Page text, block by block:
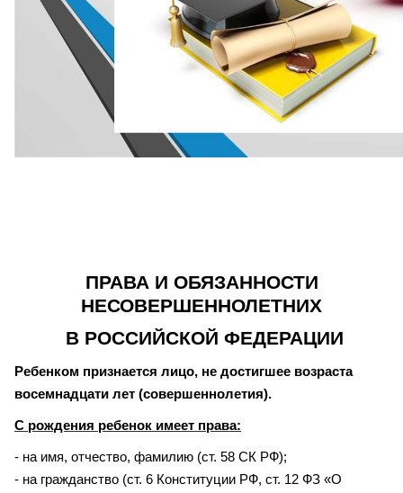
ПРАВА И ОБЯЗАННОСТИ
НЕСОВЕРШЕННОЛЕТНИХ
В РОССИЙСКОЙ ФЕДЕРАЦИИ
Ребенком признается лицо, не достигшее возраста
восемнадцати лет (совершеннолетия).
С рождения ребенок имеет права:
- на имя, отчество, фамилию (ст. 58 СК РФ);
- на гражданство (ст. 6 Конституции РФ, ст. 12 ФЗ «О